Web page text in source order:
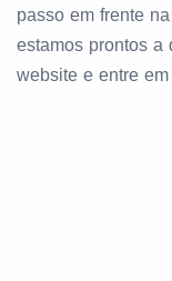
passo em frente
estamos prontos a
website e entre